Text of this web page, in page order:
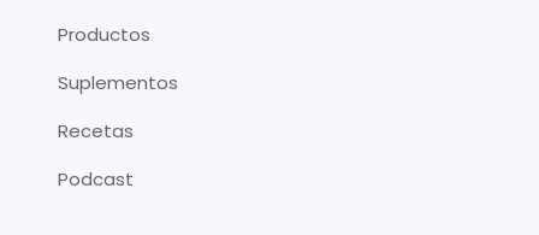
Productos
Suplementos
Recetas
Podcast